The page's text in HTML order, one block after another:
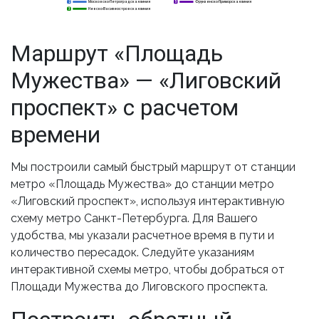
Невско-Василеостровская линия
2
3
5
2
3
Маршрут «Площадь
Мужества» — «Лиговский
проспект» с расчетом
времени
Мы построили самый быстрый маршрут от станции
метро «Площадь Мужества» до станции метро
«Лиговский проспект», используя интерактивную
схему метро Санкт-Петербурга. Для Вашего
удобства, мы указали расчетное время в пути и
количество пересадок. Следуйте указаниям
интерактивной схемы метро, чтобы добраться от
Площади Мужества до Лиговского проспекта.